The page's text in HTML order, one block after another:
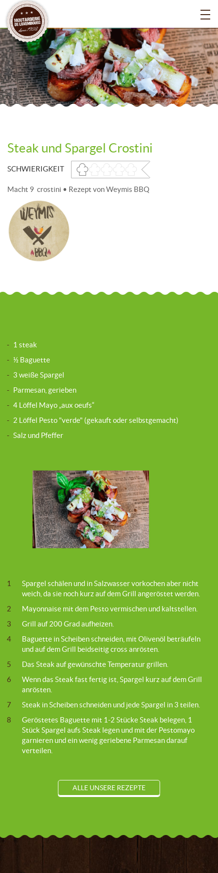
Steak und Spargel Crostini
SCHWIERIGKEIT
Macht 9 crostini • Rezept von Weymis BBQ
- 1 steak
- ½ Baguette
- 3 weiße Spargel
- Parmesan, gerieben
- 4 Löffel Mayo „aux oeufs“
- 2 Löffel Pesto "verde" (gekauft oder selbstgemacht)
- Salz und Pfeffer
1
Spargel schälen und in Salzwasser vorkochen aber nicht
weich, da sie noch kurz auf dem Grill angeröstet werden.
2
Mayonnaise mit dem Pesto vermischen und kaltstellen.
3
Grill auf 200 Grad aufheizen.
4
Baguette in Scheiben schneiden, mit Olivenöl beträufeln
und auf dem Grill beidseitig cross anrösten.
5
Das Steak auf gewünschte Temperatur grillen.
6
Wenn das Steak fast fertig ist, Spargel kurz auf dem Grill
anrösten.
7
Steak in Scheiben schneiden und jede Spargel in 3 teilen.
8
Geröstetes Baguette mit 1-2 Stücke Steak belegen, 1
Stück Spargel aufs Steak legen und mit der Pestomayo
garnieren und ein wenig geriebene Parmesan darauf
verteilen.
ALLE UNSERE REZEPTE